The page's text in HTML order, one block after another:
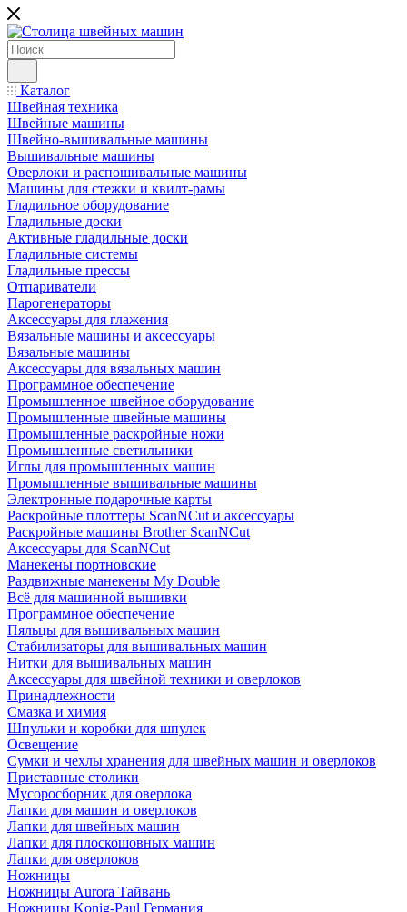
Каталог
Швейная техника
Швейные машины
Швейно-вышивальные машины
Вышивальные машины
Оверлоки и распошивальные машины
Машины для стежки и квилт-рамы
Гладильное оборудование
Гладильные доски
Активные гладильные доски
Гладильные системы
Гладильные прессы
Отпариватели
Парогенераторы
Аксессуары для глажения
Вязальные машины и аксессуары
Вязальные машины
Аксессуары для вязальных машин
Программное обеспечение
Промышленное швейное оборудование
Промышленные швейные машины
Промышленные раскройные ножи
Промышленные светильники
Иглы для промышленных машин
Промышленные вышивальные машины
Электронные подарочные карты
Раскройные плоттеры ScanNCut и аксессуары
Раскройные машины Brother ScanNCut
Аксессуары для ScanNCut
Манекены портновские
Раздвижные манекены My Double
Всё для машинной вышивки
Программное обеспечение
Пяльцы для вышивальных машин
Стабилизаторы для вышивальных машин
Нитки для вышивальных машин
Аксессуары для швейной техники и оверлоков
Принадлежности
Смазка и химия
Шпульки и коробки для шпулек
Освещение
Сумки и чехлы хранения для швейных машин и оверлоков
Приставные столики
Мусоросборник для оверлока
Лапки для машин и оверлоков
Лапки для швейных машин
Лапки для плоскошовных машин
Лапки для оверлоков
Ножницы
Ножницы Aurora Тайвань
Ножницы Konig-Paul Германия